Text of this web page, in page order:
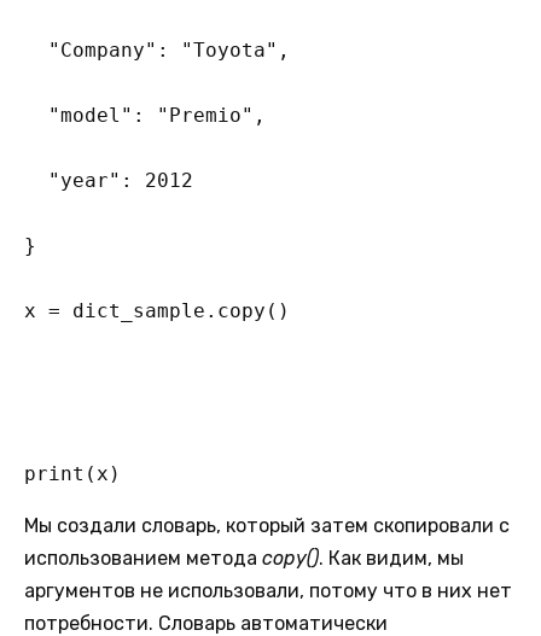
"Company": "Toyota",
"model": "Premio",
"year": 2012
}
x = dict_sample.copy()
print(x)
Мы создали словарь, который затем скопировали с
использованием метода copy(). Как видим, мы
аргументов не использовали, потому что в них нет
потребности. Словарь автоматически